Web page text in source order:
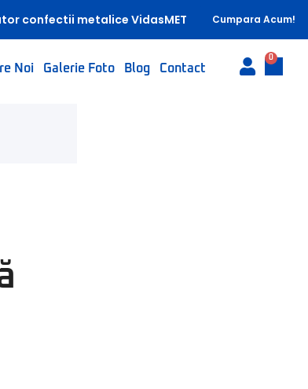
confectii metalice VidasMET Cumpara Acum!
Noi Galerie Foto Blog Contact
0